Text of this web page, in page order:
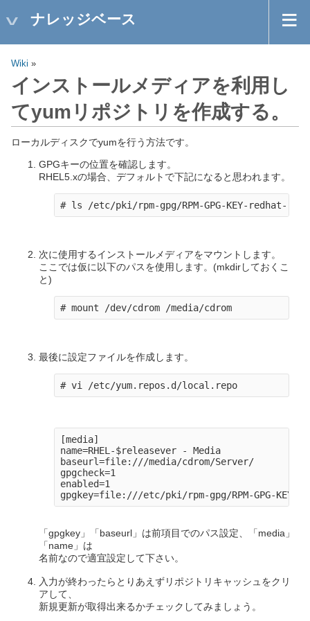
ナレッジベース
Wiki »
インストールメディアを利用し
てyumリポジトリを作成する。
ローカルディスクでyumを行う方法です。
GPGキーの位置を確認します。
RHEL5.xの場合、デフォルトで下記になると思われます。
次に使用するインストールメディアをマウントします。
ここでは仮に以下のパスを使用します。(mkdirしておくこ
と)
最後に設定ファイルを作成します。
[media]
name=RHEL-$releasever - Media
baseurl=file:///media/cdrom/Server/
gpgcheck=1
enabled=1
「gpgkey」「baseurl」は前項目でのパス設定、「media」
「name」は
名前なので適宜設定して下さい。
入力が終わったらとりあえずリポジトリキャッシュをクリ
アして、
新規更新が取得出来るかチェックしてみましょう。